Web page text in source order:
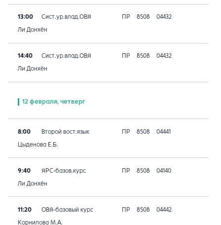
13:00 Сист.ур.влад.ОВЯ ПР 8508 04432
Ли Донхён
14:40 Сист.ур.влад.ОВЯ ПР 8508 04432
Ли Донхён
12 февраля, четверг
8:00 Второй вост.язык ПР 8508 04441
Цыденова Е.Б.
9:40 ЯРС-базов.курс ПР 8508 04140
Ли Донхён
11:20 ОВЯ-базовый курс ПР 8508 04442
Корнилова М.А.